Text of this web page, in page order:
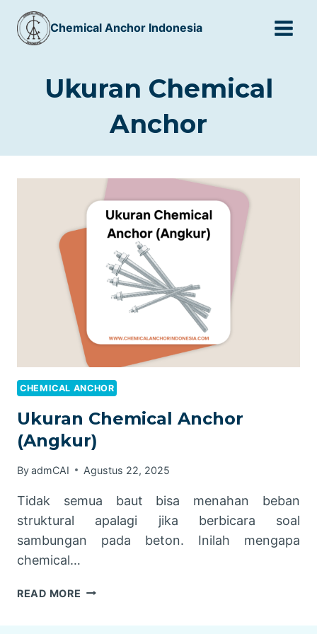
content
Chemical Anchor Indonesia
Ukuran Chemical
Anchor
CHEMICAL ANCHOR
Ukuran Chemical Anchor
(Angkur)
ByadmCAI Agustus 22, 2025
Tidak semua baut bisa menahan beban
struktural apalagi jika berbicara soal
sambungan pada beton. Inilah mengapa
chemical…
READ MORE UKURAN